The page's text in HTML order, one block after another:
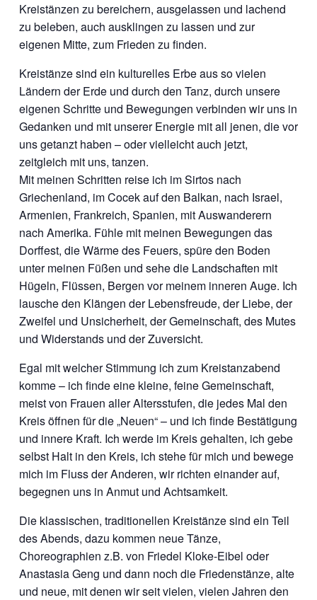
Kreistänzen zu bereichern, ausgelassen und lachend
zu beleben, auch ausklingen zu lassen und zur
eigenen Mitte, zum Frieden zu finden.
Kreistänze sind ein kulturelles Erbe aus so vielen
Ländern der Erde und durch den Tanz, durch unsere
eigenen Schritte und Bewegungen verbinden wir uns in
Gedanken und mit unserer Energie mit all jenen, die vor
uns getanzt haben – oder vielleicht auch jetzt,
zeitgleich mit uns, tanzen.
Mit meinen Schritten reise ich im Sirtos nach
Griechenland, im Cocek auf den Balkan, nach Israel,
Armenien, Frankreich, Spanien, mit Auswanderern
nach Amerika. Fühle mit meinen Bewegungen das
Dorffest, die Wärme des Feuers, spüre den Boden
unter meinen Füßen und sehe die Landschaften mit
Hügeln, Flüssen, Bergen vor meinem inneren Auge. Ich
lausche den Klängen der Lebensfreude, der Liebe, der
Zweifel und Unsicherheit, der Gemeinschaft, des Mutes
und Widerstands und der Zuversicht.
Egal mit welcher Stimmung ich zum Kreistanzabend
komme – ich finde eine kleine, feine Gemeinschaft,
meist von Frauen aller Altersstufen, die jedes Mal den
Kreis öffnen für die „Neuen“ – und ich finde Bestätigung
und innere Kraft. Ich werde im Kreis gehalten, ich gebe
selbst Halt in den Kreis, ich stehe für mich und bewege
mich im Fluss der Anderen, wir richten einander auf,
begegnen uns in Anmut und Achtsamkeit.
Die klassischen, traditionellen Kreistänze sind ein Teil
des Abends, dazu kommen neue Tänze,
Choreographien z.B. von Friedel Kloke-Eibel oder
Anastasia Geng und dann noch die Friedenstänze, alte
und neue, mit denen wir seit vielen, vielen Jahren den